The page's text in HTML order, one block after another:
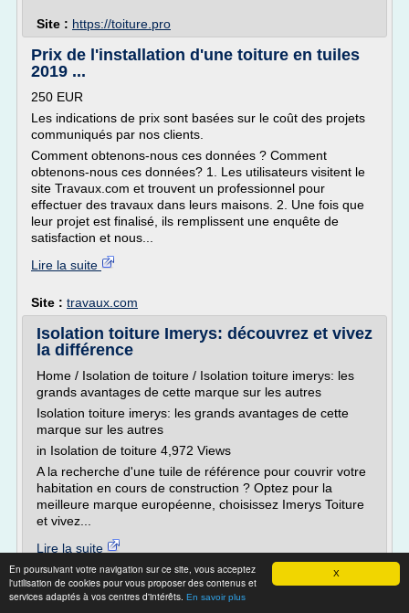
X
En poursuivant votre navigation sur ce site, vous acceptez
l'utilisation de cookies pour vous proposer des contenus et
services adaptés à vos centres d'intérêts. En savoir plus
Site : https://toiture.pro
Prix de l'installation d'une toiture en tuiles
2019 ...
250 EUR
Les indications de prix sont basées sur le coût des projets
communiqués par nos clients.
Comment obtenons-nous ces données ? Comment
obtenons-nous ces données? 1. Les utilisateurs visitent le
site Travaux.com et trouvent un professionnel pour
effectuer des travaux dans leurs maisons. 2. Une fois que
leur projet est finalisé, ils remplissent une enquête de
satisfaction et nous...
Lire la suite
Site : travaux.com
Isolation toiture Imerys: découvrez et vivez
la différence
Home / Isolation de toiture / Isolation toiture imerys: les
grands avantages de cette marque sur les autres
Isolation toiture imerys: les grands avantages de cette
marque sur les autres
in Isolation de toiture 4,972 Views
A la recherche d'une tuile de référence pour couvrir votre
habitation en cours de construction ? Optez pour la
meilleure marque européenne, choisissez Imerys Toiture
et vivez...
Lire la suite
Site :http://www.isolation-toiture.fr
Thèmes liés :
prix isolation toiture plate au m2